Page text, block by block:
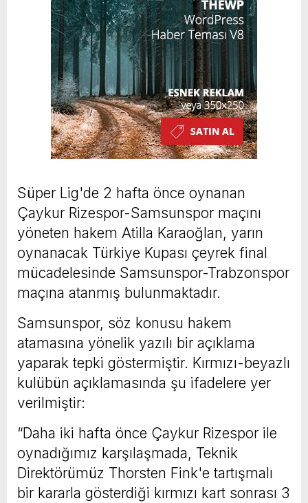
Süper Lig'de 2 hafta önce oynanan
Çaykur Rizespor-Samsunspor maçını
yöneten hakem Atilla Karaoğlan, yarın
oynanacak Türkiye Kupası çeyrek final
mücadelesinde Samsunspor-Trabzonspor
maçına atanmış bulunmaktadır.
Samsunspor, söz konusu hakem
atamasına yönelik yazılı bir açıklama
yaparak tepki göstermiştir. Kırmızı-beyazlı
kulübün açıklamasında şu ifadelere yer
verilmiştir:
“Daha iki hafta önce Çaykur Rizespor ile
oynadığımız karşılaşmada, Teknik
Direktörümüz Thorsten Fink'e tartışmalı
bir kararla gösterdiği kırmızı kart sonrası 3